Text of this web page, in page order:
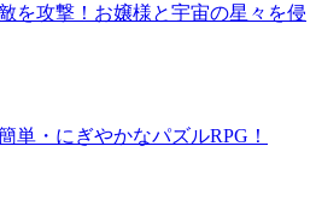
を攻撃！お嬢様と宇宙の星々を侵
単・にぎやかなパズルRPG！